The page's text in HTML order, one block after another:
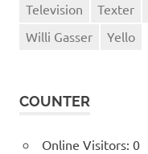
Television
Texter
Willi Gasser
Yello
COUNTER
Online Visitors: 0